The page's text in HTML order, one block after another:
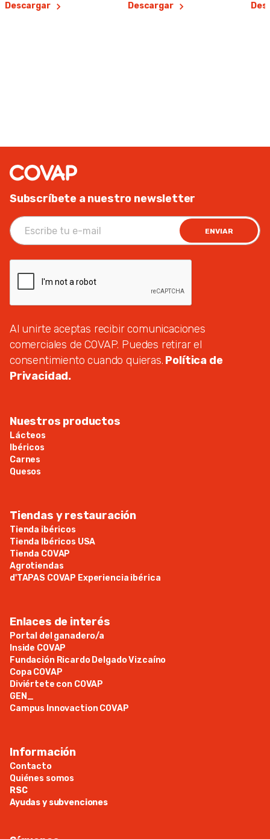
Descargar Descargar
Subscríbete a nuestro newsletter
ENVIAR
Al unirte aceptas recibir comunicaciones
comerciales de COVAP. Puedes retirar el
consentimiento cuando quieras. Política de
Privacidad.
Nuestros productos
Lácteos
Ibéricos
Carnes
Quesos
Tiendas y restauración
Tienda ibéricos
Tienda Ibéricos USA
Tienda COVAP
Agrotiendas
d'TAPAS COVAP Experiencia ibérica
Enlaces de interés
Portal del ganadero/a
Inside COVAP
Fundación Ricardo Delgado Vizcaíno
Copa COVAP
Diviértete con COVAP
GEN_
Campus Innovaction COVAP
Información
Contacto
Quiénes somos
RSC
Ayudas y subvenciones